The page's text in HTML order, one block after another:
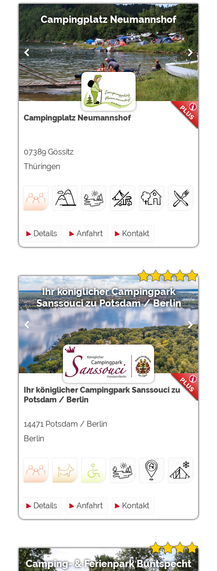
Campingplatz Neumannshof
Campingplatz Neumannshof
07389 Gössitz
Thüringen
Details Anfahrt Kontakt
Ihr königlicher Campingpark
Sanssouci zu Potsdam / Berlin
Ihr königlicher Campingpark Sanssouci zu
Potsdam / Berlin
14471 Potsdam / Berlin
Berlin
Details Anfahrt Kontakt
Camping- & Ferienpark Buntspecht
Google Remarketing
https://policies.google.com/privacy
Die Cookieeinstellungen können jeder Zeit im Footer
über "COOKIES" geändert werden!